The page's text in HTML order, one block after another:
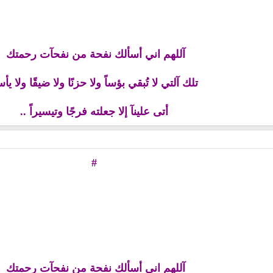
آللهم اني أسألك نفحة من نفحآت رحمتك
تلك آلتي لا تُبقي بؤساً ولا حزنًا ولا ضيقًا ولا
أتى علينآ إلا جعلته فرجًا وتيسيراً ..
#
آللهم اني أسألك نفحة من نفحآت رحمتك